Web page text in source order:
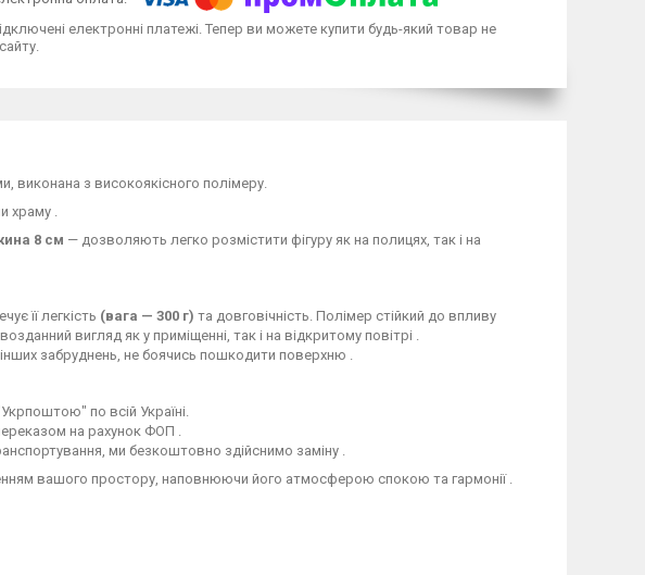
електронні платежі. Тепер ви можете купити будь-який товар не
виконана з високоякісного полімеру.
храму .
8 см — дозволяють легко розмістити фігуру як на полицях, так і на
її легкість (вага — 300 г) та довговічність. Полімер стійкий до впливу
вигляд як у приміщенні, так і на відкритому повітрі .
інших забруднень, не боячись пошкодити поверхню .
по всій Україні.
на рахунок ФОП .
ми безкоштовно здійснимо заміну .
вашого простору, наповнюючи його атмосферою спокою та гармонії .